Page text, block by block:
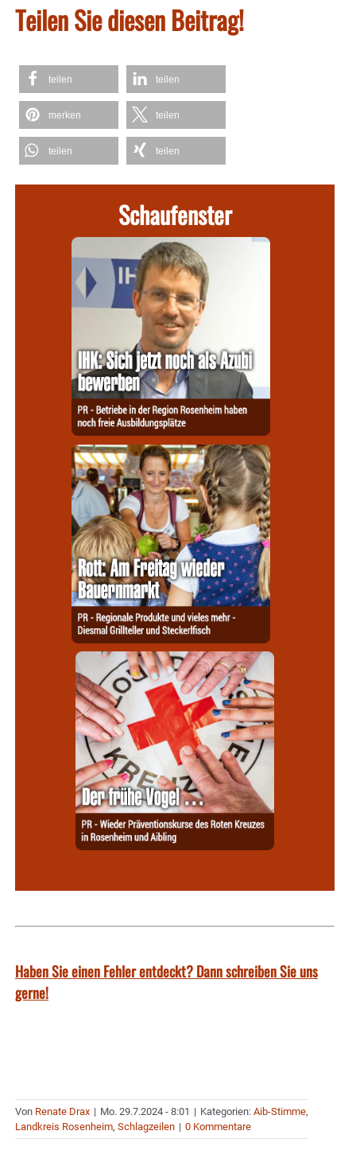
Teilen Sie diesen Beitrag!
teilen teilen
merken teilen
teilen teilen
Schaufenster
Haben Sie einen Fehler entdeckt? Dann schreiben Sie uns
gerne!
Von Renate Drax | Mo. 29.7.2024 - 8:01 | Kategorien: Aib-Stimme,
Landkreis Rosenheim, Schlagzeilen | 0 Kommentare